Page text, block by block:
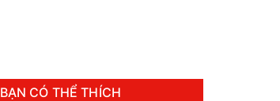
BẠN CÓ THỂ THÍCH